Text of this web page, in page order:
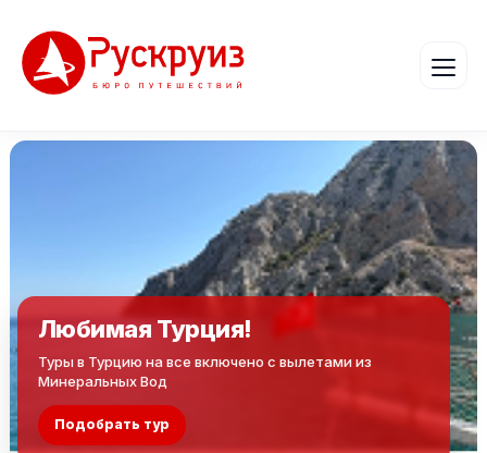
Любимая Турция!
Туры в Турцию на все включено с вылетами из
Минеральных Вод
Подобрать тур